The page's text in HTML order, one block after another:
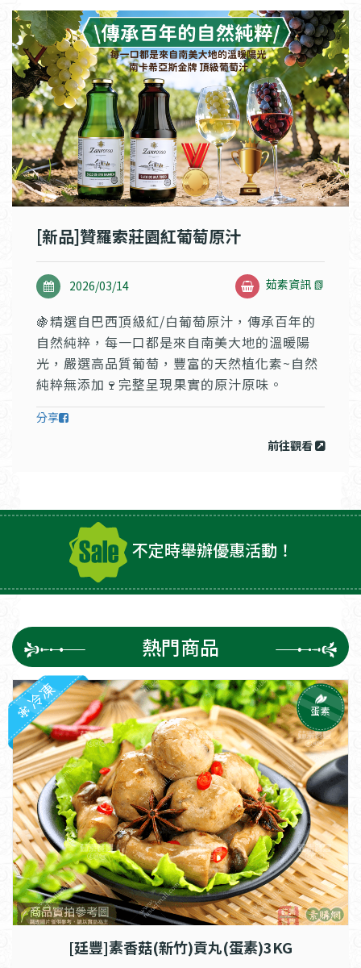
[新品]贊羅索莊園紅葡萄原汁
2026/03/14 茹素資訊 📗
🍇精選自巴西頂級紅/白葡萄原汁，傳承百年的
自然純粹，每一口都是來自南美大地的溫暖陽
光，嚴選高品質葡萄，豐富的天然植化素~自然
純粹無添加🍷完整呈現果實的原汁原味。
分享
前往觀看
不定時舉辦優惠活動！
熱門商品
[廷豐]素香菇(新竹)貢丸(蛋素)3KG
冷凍 蛋素